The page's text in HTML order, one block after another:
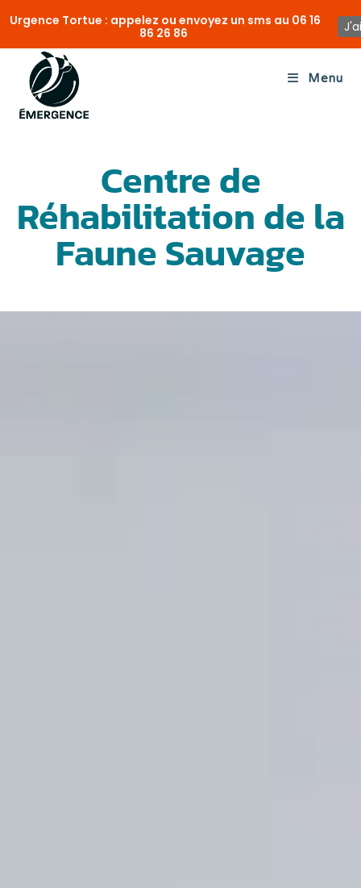
Menu
Centre de
Réhabilitation de la
Faune Sauvage
Urgence Tortue : appelez ou envoyez un sms au 06 16
86 26 86